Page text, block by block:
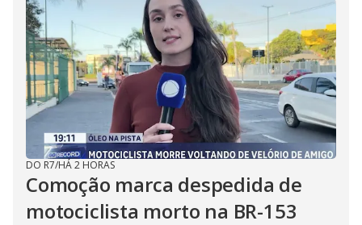
DO R7/HÁ 2 HORAS
Comoção marca despedida de
motociclista morto na BR-153